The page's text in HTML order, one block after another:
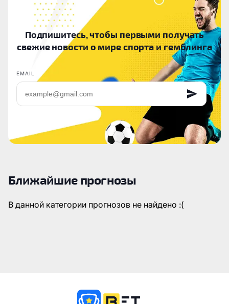
Подпишитесь, чтобы первыми получать
свежие новости о мире спорта и гемблинга
EMAIL
Ближайшие прогнозы
В данной категории прогнозов не найдено :(